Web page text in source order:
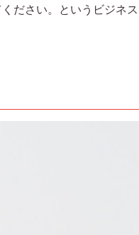
ださい。というビジネ